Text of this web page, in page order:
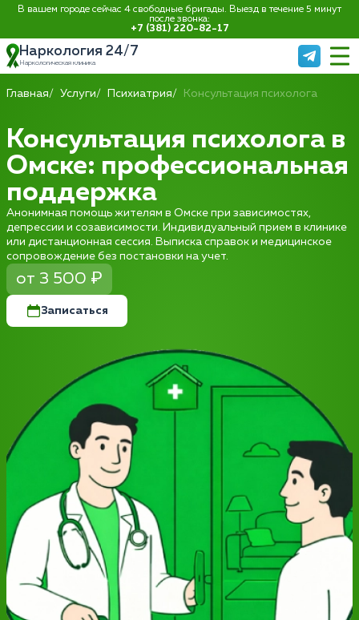
В вашем городе сейчас 4 свободные бригады. Выезд в течение 5 минут
после звонка:
+7 (381) 220-82-17
Наркология 24/7
Наркологическая клиника
Главная Услуги Психиатрия Консультация психолога
Консультация психолога в
Омске: профессиональная
поддержка
Анонимная помощь жителям в Омске при зависимостях,
депрессии и созависимости. Индивидуальный прием в клинике
или дистанционная сессия. Выписка справок и медицинское
сопровождение без постановки на учет.
от 3 500 ₽
Записаться